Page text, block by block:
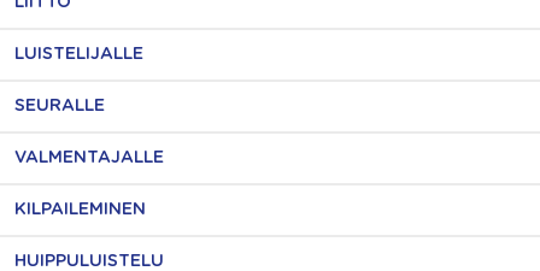
LUISTELIJALLE
SEURALLE
VALMENTAJALLE
KILPAILEMINEN
HUIPPULUISTELU